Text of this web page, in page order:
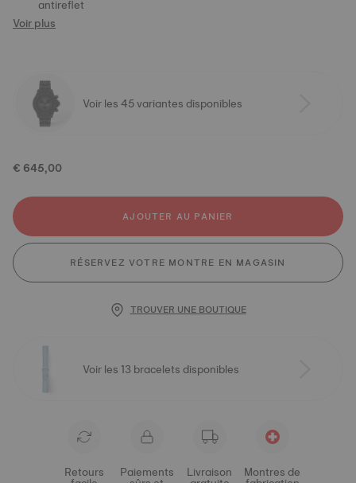
antireflet
Voir plus
Voir les 45 variantes disponibles
€ 645,00
AJOUTER AU PANIER
RÉSERVEZ VOTRE MONTRE EN MAGASIN
TROUVER UNE BOUTIQUE
Voir les 13 bracelets disponibles
Retours Paiements Livraison Montres de